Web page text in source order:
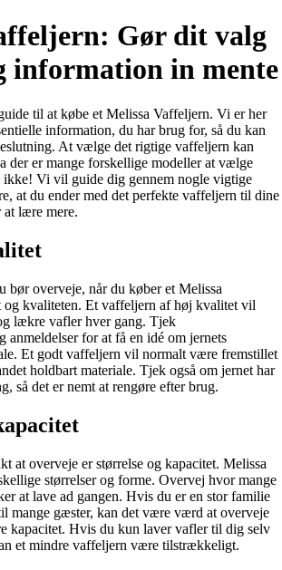
Gør dit valg
information in mente
til at købe et Melissa Vaffeljern. Vi er her
information, du har brug for, så du kan
At vælge det rigtige vaffeljern kan
der er mange forskellige modeller at vælge
Vi vil guide dig gennem nogle vigtige
at du ender med det perfekte vaffeljern til dine
lære mere.
bør overveje, når du køber et Melissa
og kvaliteten. Et vaffeljern af høj kvalitet vil
lækre vafler hver gang. Tjek
anmeldelser for at få en idé om jernets
Et godt vaffeljern vil normalt være fremstillet
holdbart materiale. Tjek også om jernet har
så det er nemt at rengøre efter brug.
at overveje er størrelse og kapacitet. Melissa
størrelser og forme. Overvej hvor mange
at lave ad gangen. Hvis du er en stor familie
mange gæster, kan det være værd at overveje
kapacitet. Hvis du kun laver vafler til dig selv
et mindre vaffeljern være tilstrækkeligt.